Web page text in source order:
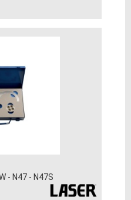
- N47 - N47S